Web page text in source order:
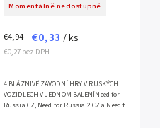
Momentálně nedostupné
€0,27 bez DPH
€4,94 €0,33 / ks
4 BLÁZNIVÉ ZÁVODNÍ HRY V RUSKÝCH
VOZIDLECH V JEDNOM BALENÍNeed for
Russia CZ, Need for Russia 2 CZ a Need for